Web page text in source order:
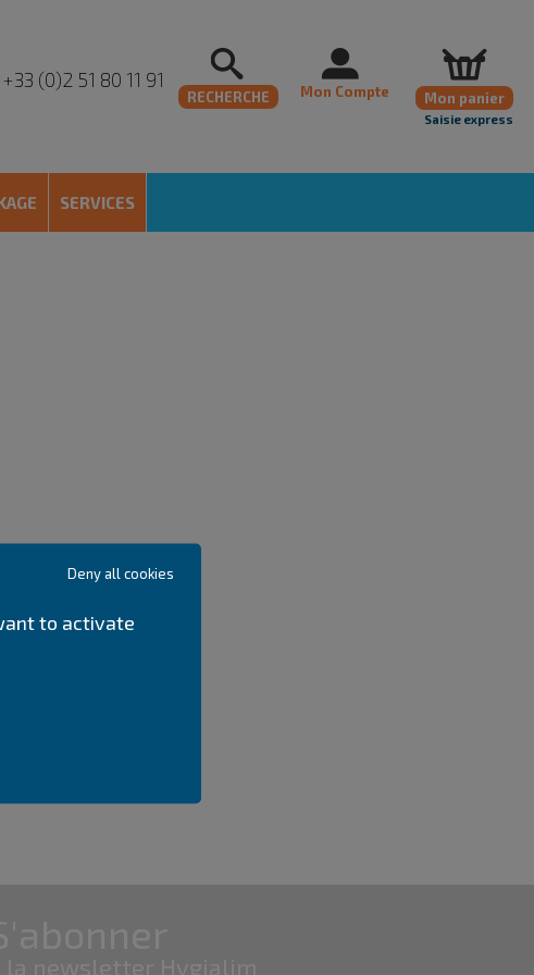
+33 (0)2 51 80 11 91
RECHERCHE Mon Compte Mon panier
Saisie express
SERVICES
to activate
Deny all cookies